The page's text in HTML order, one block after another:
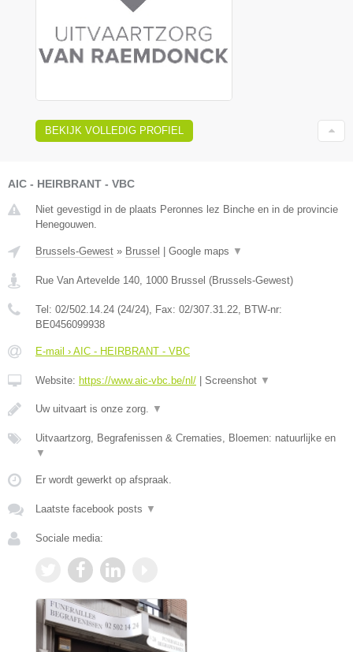
BEKIJK VOLLEDIG PROFIEL
AIC - HEIRBRANT - VBC
Niet gevestigd in de plaats Peronnes lez Binche en in de provincie
Henegouwen.
Brussels-Gewest » Brussel | Google maps ▼
Rue Van Artevelde 140 1000 Brussel (Brussels-Gewest)
Tel: 02/502.14.24 (24/24) , Fax: 02/307.31.22 , BTW-nr:
BE0456099938
E-mail › AIC - HEIRBRANT - VBC
Website: https://www.aic-vbc.be/nl/ | Screenshot ▼
Uw uitvaart is onze zorg. ▼
Uitvaartzorg, Begrafenissen & Crematies, Bloemen: natuurlijke en
▼
Er wordt gewerkt op afspraak.
Laatste facebook posts ▼
Sociale media: